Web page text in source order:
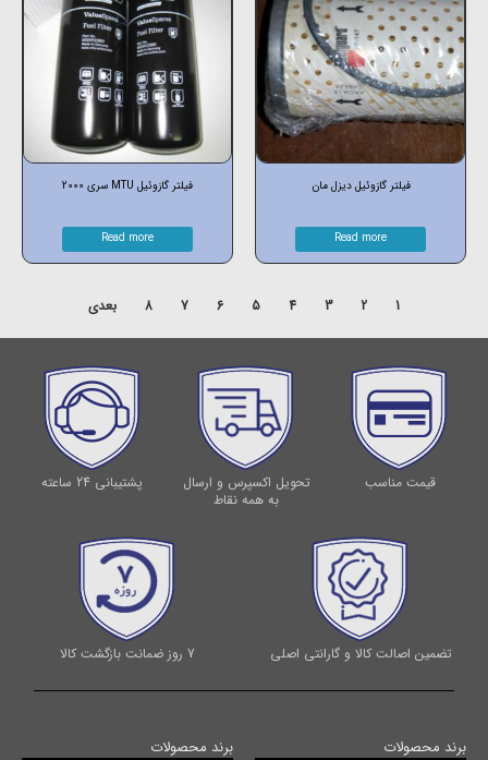
فیلتر گازوئیل دیزل مان
Read more
فیلتر گازوئیل MTU سری 2000
Read more
1
2
3
4
5
6
7
8 بعدی
قیمت مناسب
تحویل اکسپرس و ارسال
به همه نقاط
پشتیبانی 24 ساعته
تضمین اصالت کالا و گارانتی اصلی 7 روز ضمانت بازگشت کالا
برند محصولات برند محصولات